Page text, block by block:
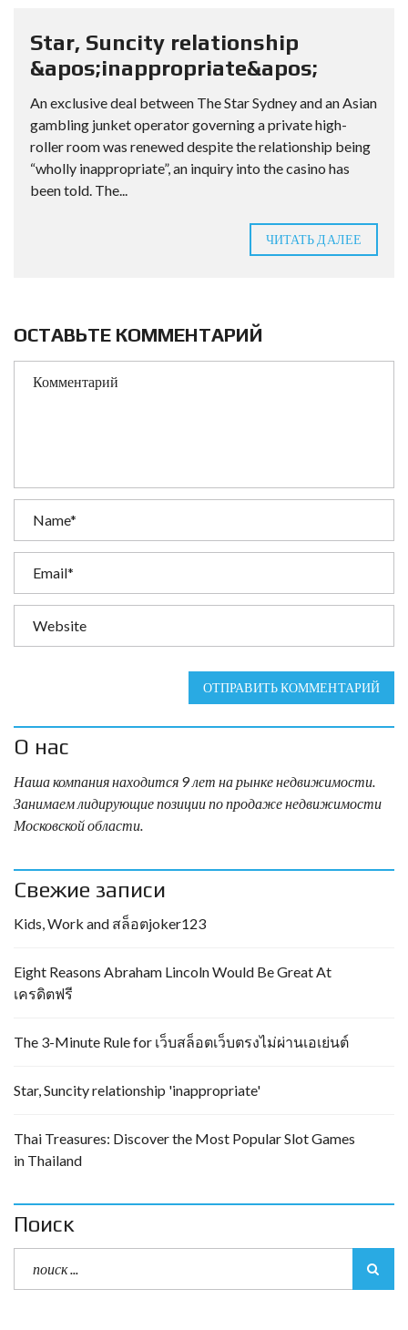
Star, Suncity relationship
&apos;inappropriate&apos;
An exclusive deal between The Star Sydney and an Asian
gambling junket operator governing a private high-
roller room was renewed despite the relationship being
“wholly inappropriate”, an inquiry into the casino has
been told. The...
ЧИТАТЬ ДАЛЕЕ
ОСТАВЬТЕ КОММЕНТАРИЙ
ОТПРАВИТЬ КОММЕНТАРИЙ
О нас
Наша компания находится 9 лет на рынке недвижимости.
Занимаем лидирующие позиции по продаже недвижимости
Московской области.
Свежие записи
Kids, Work and สล็อตjoker123
Eight Reasons Abraham Lincoln Would Be Great At
เครดิตฟรี
The 3-Minute Rule for เว็บสล็อตเว็บตรงไม่ผ่านเอเย่นต์
Star, Suncity relationship 'inappropriate'
Thai Treasures: Discover the Most Popular Slot Games
in Thailand
Поиск